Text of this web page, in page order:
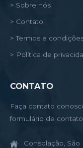
> Sobre nós
> Contato
> Termos e
> Política de
CONTATO
Faça contato
formulário de
Consolação, São